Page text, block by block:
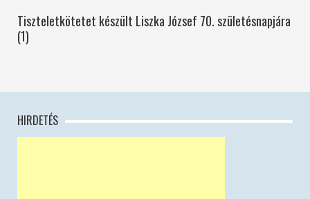
Tiszteletkötetet készült Liszka József 70. születésnapjára
(1)
HIRDETÉS